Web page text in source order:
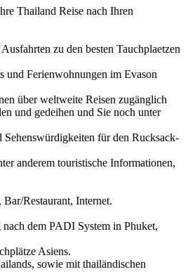
Thailand Reise nach Ihren
zu den besten Tauchplaetzen
und Ferienwohnungen im Evason
über weltweite Reisen zugänglich
und gedeihen und Sie noch unter
für den Rucksack-
anderem touristische Informationen,
Restaurant, Internet.
dem PADI System in Phuket,
Asiens.
sowie mit thailändischen